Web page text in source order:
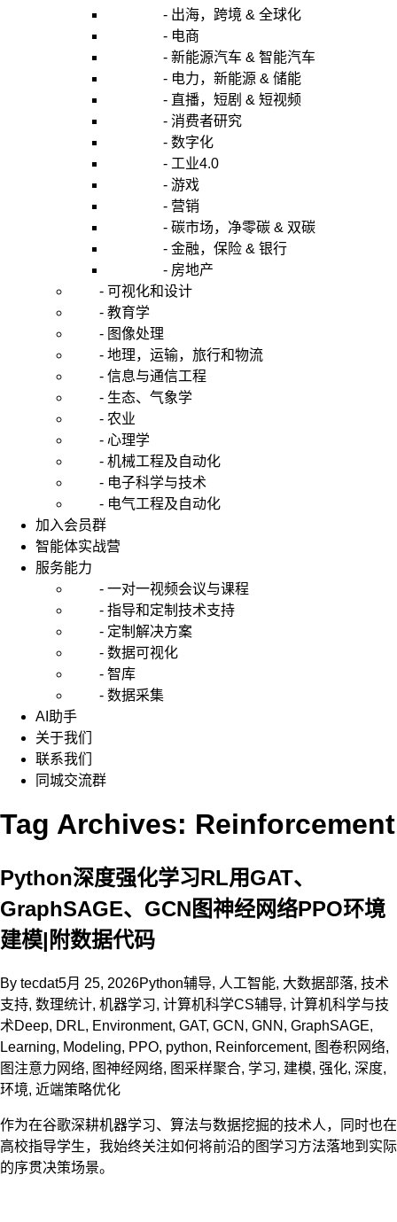
- 出海，跨境 & 全球化
- 电商
- 新能源汽车 & 智能汽车
- 电力，新能源 & 储能
- 直播，短剧 & 短视频
- 消费者研究
- 数字化
- 工业4.0
- 游戏
- 营销
- 碳市场，净零碳 & 双碳
- 金融，保险 & 银行
- 房地产
- 可视化和设计
- 教育学
- 图像处理
- 地理，运输，旅行和物流
- 信息与通信工程
- 生态、气象学
- 农业
- 心理学
- 机械工程及自动化
- 电子科学与技术
- 电气工程及自动化
加入会员群
智能体实战营
服务能力
- 一对一视频会议与课程
- 指导和定制技术支持
- 定制解决方案
- 数据可视化
- 智库
- 数据采集
AI助手
关于我们
联系我们
同城交流群
Tag Archives: Reinforcement
Python深度强化学习RL用GAT、
GraphSAGE、GCN图神经网络PPO环境
建模|附数据代码
By tecdat5月 25, 2026Python辅导, 人工智能, 大数据部落, 技术
支持, 数理统计, 机器学习, 计算机科学CS辅导, 计算机科学与技
术Deep, DRL, Environment, GAT, GCN , GNN , GraphSAGE,
Learning, Modeling, PPO, python, Reinforcement, 图卷积网络,
图注意力网络, 图神经网络, 图采样聚合, 学习, 建模, 强化, 深度,
环境, 近端策略优化
作为在谷歌深耕机器学习、算法与数据挖掘的技术人，同时也在
高校指导学生，我始终关注如何将前沿的图学习方法落地到实际
的序贯决策场景。